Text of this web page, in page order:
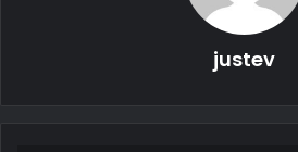
justev